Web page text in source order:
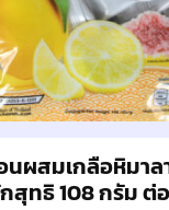
ผสมเกลือหิมาล
สุทธิ 108 กรัม ต่